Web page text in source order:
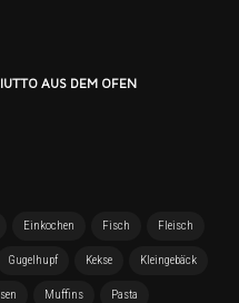
AUS DEM OFEN
Einkochen Fisch Fleisch
Gugelhupf Kekse Kleingebäck
Muffins Pasta